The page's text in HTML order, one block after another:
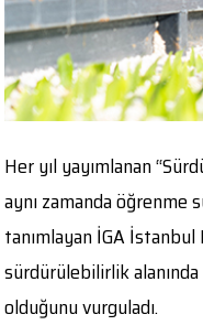
Her yıl yayımlanan
aynı zamanda öğrenme
tanımlayan İGA İstanbul
sürdürülebilirlik
olduğunu vurguladı.